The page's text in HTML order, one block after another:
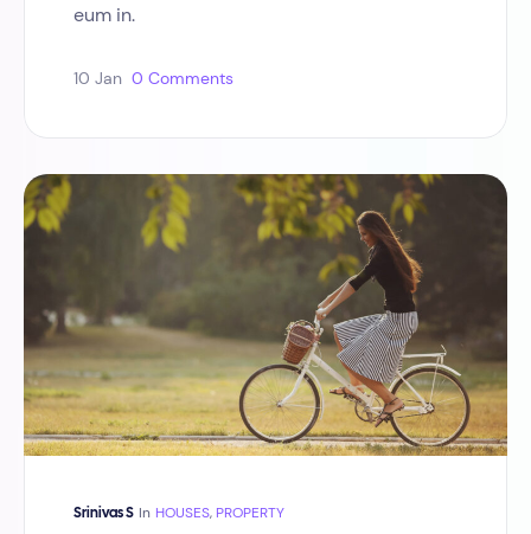
eum in.
10 Jan 0 Comments
Srinivas S In HOUSES, PROPERTY